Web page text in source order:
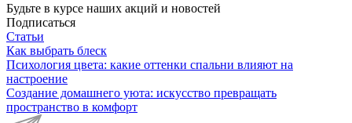
Будьте в курсе наших акций и новостей
Подписаться
Статьи
Как выбрать блеск
Психология цвета: какие оттенки спальни влияют на
настроение
Создание домашнего уюта: искусство превращать
пространство в комфорт